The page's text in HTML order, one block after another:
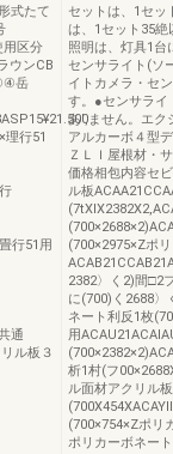
式たて
区分
ウンCB
岳
行51
行51用
通
ル板３
セットは、1セッ
は、1セット35
照明は、灯具1台
センサライト(ソ
イトカメラ・セ
す。●センサライ
あ',ません。エク
アルカーボ４型
ＺＬＩ屋根材・
価格相包内容セ
ル板
(700×2975×Zポ
2382〉く2)間□2
に(700)く2688〉
ネート利反1枚
用
析1村(フ
ル面材アクリル
(700×754×Zポリ
ポリカーボネー